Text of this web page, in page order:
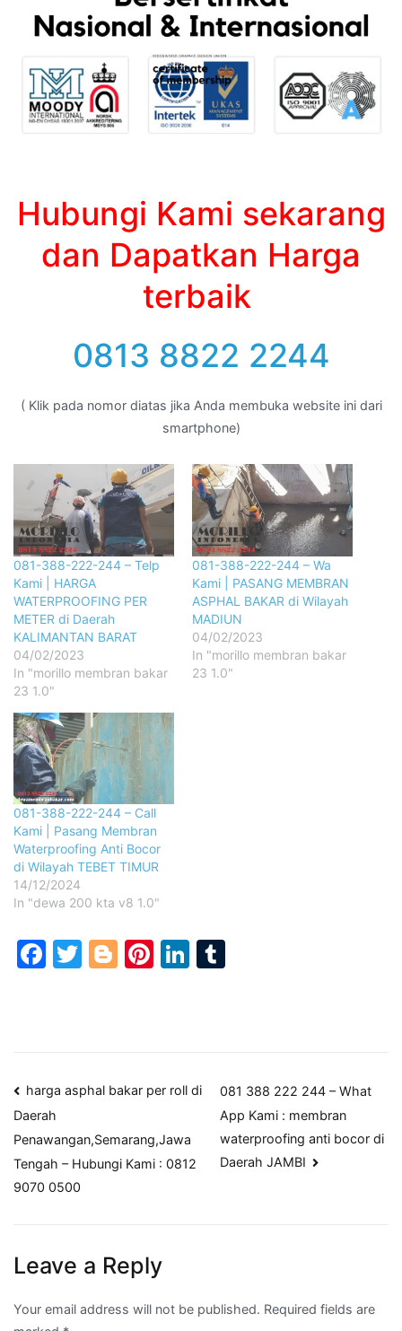
Hubungi Kami sekarang
dan Dapatkan Harga
terbaik
0813 8822 2244
( Klik pada nomor diatas jika Anda membuka website ini dari
smartphone)
081-388-222-244 – Telp
Kami | HARGA
WATERPROOFING PER
METER di Daerah
KALIMANTAN BARAT
04/02/2023
In "morillo membran bakar
23 1.0"
081-388-222-244 – Wa
Kami | PASANG MEMBRAN
ASPHAL BAKAR di Wilayah
MADIUN
04/02/2023
In "morillo membran bakar
23 1.0"
081-388-222-244 – Call
Kami | Pasang Membran
Waterproofing Anti Bocor
di Wilayah TEBET TIMUR
14/12/2024
In "dewa 200 kta v8 1.0"
Facebook
Twitter
Blogger
Pinterest
LinkedIn
Post
navigation
harga asphal bakar per roll di
Daerah
Penawangan,Semarang,Jawa
Tengah – Hubungi Kami : 0812
9070 0500
081 388 222 244 – What
App Kami : membran
waterproofing anti bocor di
Daerah JAMBI
Leave a Reply
Your email address will not be published. Required fields are